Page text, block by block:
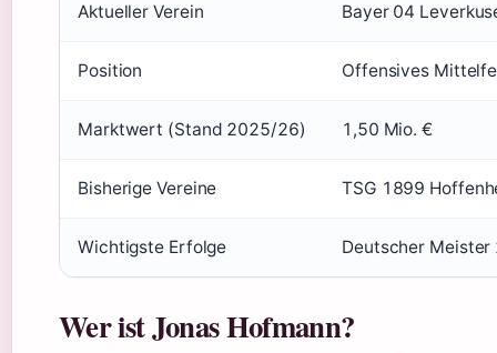
Aktueller Verein Bayer 04
Position Offensives
Marktwert (Stand 2025/26) 1,50 Mio. €
Bisherige Vereine TSG 1899
Wichtigste Erfolge Deutscher
Wer ist Jonas Hofmann?